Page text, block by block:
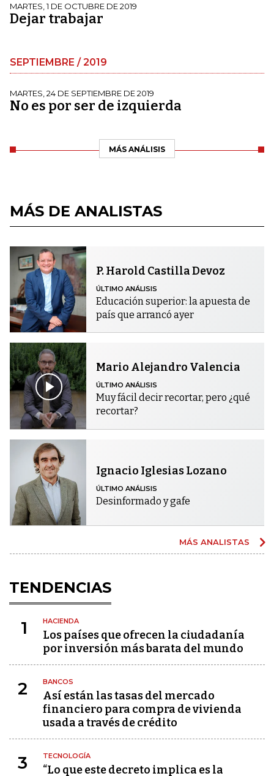
MARTES, 1 DE OCTUBRE DE 2019
Dejar trabajar
SEPTIEMBRE / 2019
MARTES, 24 DE SEPTIEMBRE DE 2019
No es por ser de izquierda
MÁS ANÁLISIS
MÁS DE ANALISTAS
P. Harold Castilla Devoz
ÚLTIMO ANÁLISIS
Educación superior: la apuesta de
país que arrancó ayer
Mario Alejandro Valencia
ÚLTIMO ANÁLISIS
Muy fácil decir recortar, pero ¿qué
recortar?
Ignacio Iglesias Lozano
ÚLTIMO ANÁLISIS
Desinformado y gafe
MÁS ANALISTAS
TENDENCIAS
1 HACIENDA
Los países que ofrecen la ciudadanía
por inversión más barata del mundo
2 BANCOS
Así están las tasas del mercado
financiero para compra de vivienda
usada a través de crédito
3 TECNOLOGÍA
“Lo que este decreto implica es la